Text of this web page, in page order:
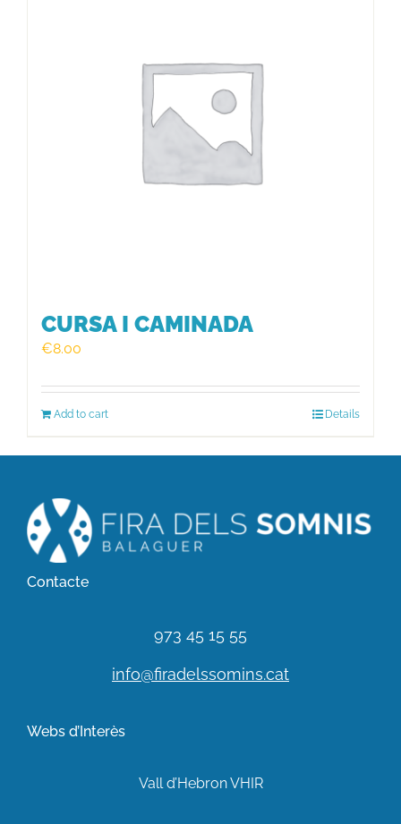
FER UN DONATIU!
INSCRIPCIÓ CURSA / CAMINADA
CURSA I CAMINADA
€8.00
Add to cart Details
Contacte
973 45 15 55
info@firadelssomins.cat
Webs d’Interès
Vall d’Hebron VHIR